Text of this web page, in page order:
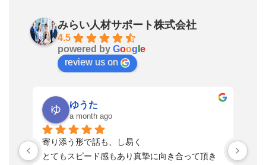
みらい人材サポート株式会社
4.5
powered by Goog e
review us on
ゆうた
a month ago
寄り添う形で話も、し易く
とてもスピード感もあり真摯に向き合って頂き